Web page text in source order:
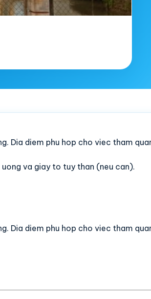
Dia diem phu hop cho viec tham
va giay to tuy than (neu can).
Dia diem phu hop cho viec tham